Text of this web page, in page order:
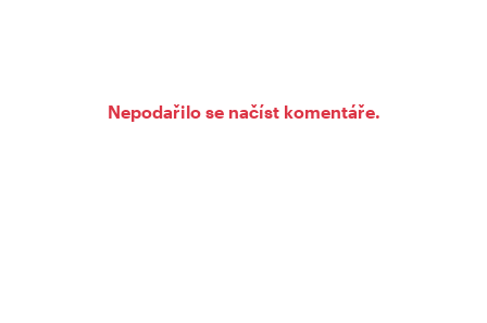
Nepodařilo se načíst komentáře.